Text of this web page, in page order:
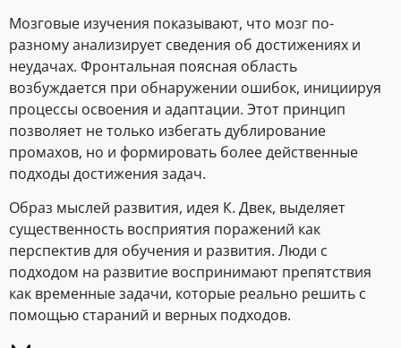
Мозговые изучения показывают, что мозг по-
разному анализирует сведения об достижениях и
неудачах. Фронтальная поясная область
возбуждается при обнаружении ошибок, инициируя
процессы освоения и адаптации. Этот принцип
позволяет не только избегать дублирование
промахов, но и формировать более действенные
подходы достижения задач.
Образ мыслей развития, идея К. Двек, выделяет
существенность восприятия поражений как
перспектив для обучения и развития. Люди с
подходом на развитие воспринимают препятствия
как временные задачи, которые реально решить с
помощью стараний и верных подходов.